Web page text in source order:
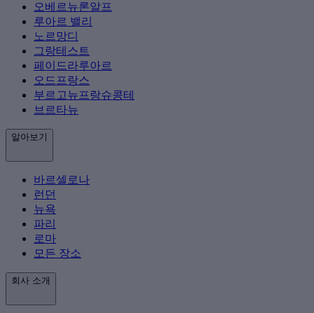
오베르뉴론알프
루아르 밸리
노르망디
그랑테스트
페이드라루아르
오드프랑스
부르고뉴프랑슈콩테
브르타뉴
알아보기
바르셀로나
런던
뉴욕
파리
로마
모든 장소
회사 소개